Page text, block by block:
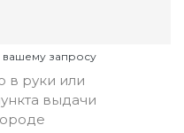
запросу
в руки или
выдачи